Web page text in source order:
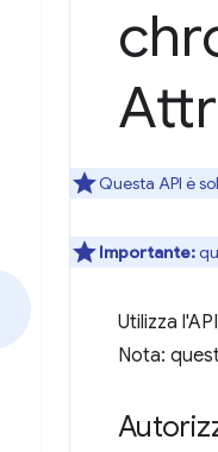
Questa API è
Importante:
Utilizza l'API
Nota: